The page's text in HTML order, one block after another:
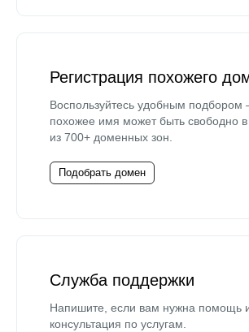
Регистрация похожего
Воспользуйтесь удобным
похожее имя может быть свободно
из 700+ доменных зон.
Подобрать домен
Служба поддержки
Напишите, если вам нужна помощь
консультация по услугам.